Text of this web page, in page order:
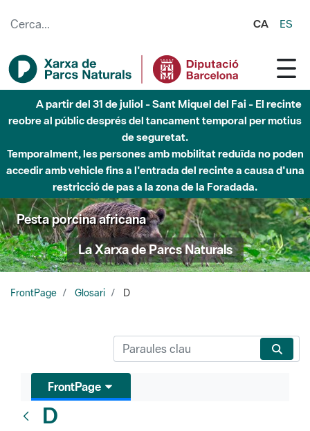
CA ES
A partir del 31 de juliol - Sant Miquel del Fai - El recinte
reobre al públic després del tancament temporal per motius
de seguretat.
Temporalment, les persones amb mobilitat reduïda no poden
accedir amb vehicle fins a l'entrada del recinte a causa d'una
restricció de pas a la zona de la Foradada.
Pesta porcina africana
La Xarxa de Parcs Naturals
FrontPage Glosari D
FrontPage
D